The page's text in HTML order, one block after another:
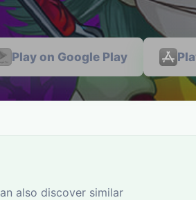
Play on Google Play
also discover similar